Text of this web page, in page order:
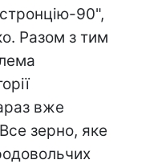
90",
Разом з тим
вже
зерно, яке